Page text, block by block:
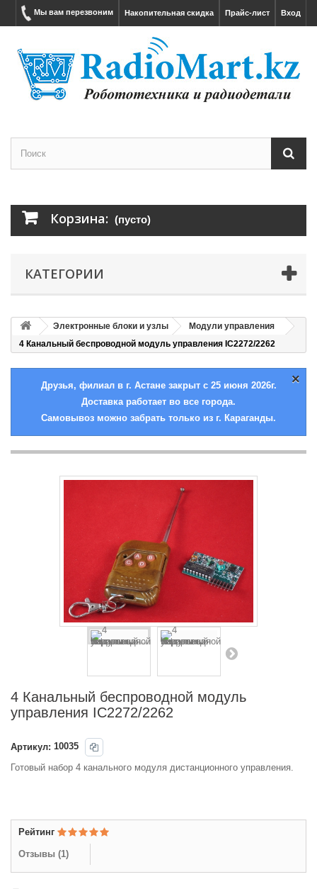
Вход
Прайс-лист
Накопительная скидка
Мы вам перезвоним
Корзина: (пусто)
КАТЕГОРИИ
Электронные блоки и узлы
Модули управления
4 Канальный беспроводной модуль управления IC2272/2262
×
Друзья, филиал в г. Астане закрыт с 25 июня 2026г.
Доставка работает во все города.
Самовывоз можно забрать только из г. Караганды.
4 Канальный беспроводной модуль
управления IC2272/2262
Артикул: 10035
Готовый набор 4 канального модуля дистанционного управления.
Рейтинг
Отзывы (1)